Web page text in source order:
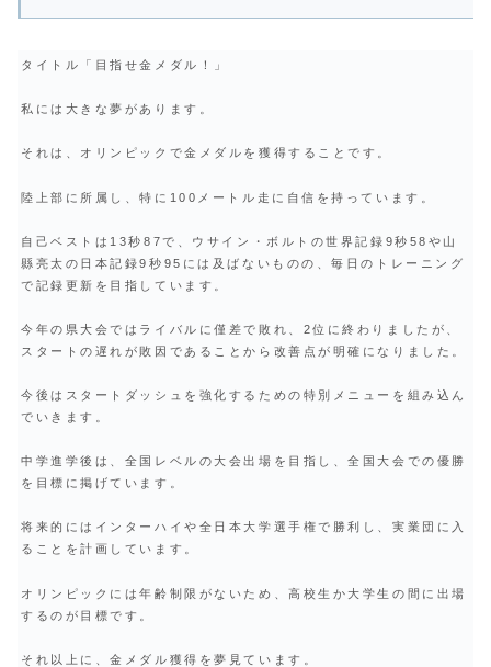
タイトル「目指せ金メダル！」
私には大きな夢があります。
それは、オリンピックで金メダルを獲得することです。
陸上部に所属し、特に100メートル走に自信を持っています。
自己ベストは13秒87で、ウサイン・ボルトの世界記録9秒58や山
縣亮太の日本記録9秒95には及ばないものの、毎日のトレーニング
で記録更新を目指しています。
今年の県大会ではライバルに僅差で敗れ、2位に終わりましたが、
スタートの遅れが敗因であることから改善点が明確になりました。
今後はスタートダッシュを強化するための特別メニューを組み込ん
でいきます。
中学進学後は、全国レベルの大会出場を目指し、全国大会での優勝
を目標に掲げています。
将来的にはインターハイや全日本大学選手権で勝利し、実業団に入
ることを計画しています。
オリンピックには年齢制限がないため、高校生か大学生の間に出場
するのが目標です。
それ以上に、金メダル獲得を夢見ています。